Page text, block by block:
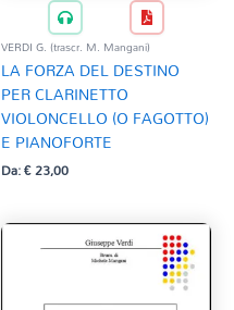
VERDI G. (trascr. M. Mangani)
LA FORZA DEL DESTINO
PER CLARINETTO
VIOLONCELLO (O FAGOTTO)
E PIANOFORTE
Da:€23,00